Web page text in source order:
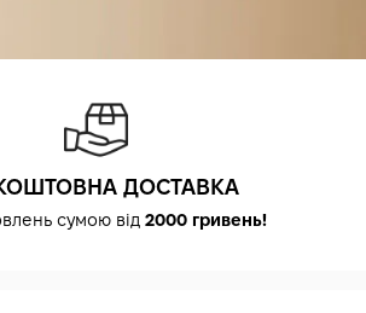
ДОСТАВКА
сумою від 2000 гривень!